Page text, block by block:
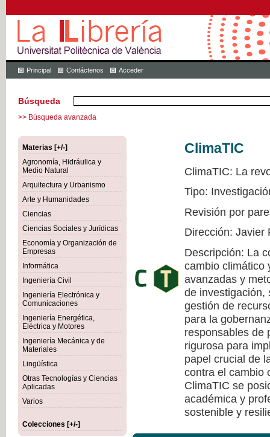
Principal Contáctenos Acceder
Búsqueda
>> Búsqueda avanzada
Materias [+/-]
Agronomía, Hidráulica y
Medio Natural
Arquitectura y Urbanismo
Arte y Humanidades
Ciencias
Ciencias Sociales y Jurídicas
Economía y Organización de
Empresas
Informática
Ingeniería Civil
Ingeniería Electrónica y
Comunicaciones
Ingeniería Energética,
Eléctrica y Motores
Ingeniería Mecánica y de
Materiales
Lingüística
Otras Tecnologías y Ciencias
Aplicadas
Varios
Colecciones [+/-]
ClimaTIC
ClimaTIC: La
Tipo:
Revisión por
Dirección: Javier
Descripción: La
cambio climático
avanzadas y
de investigación,
gestión de
para la
responsables de
rigurosa para
papel crucial de
contra el cambio
ClimaTIC se
académica y
sostenible y